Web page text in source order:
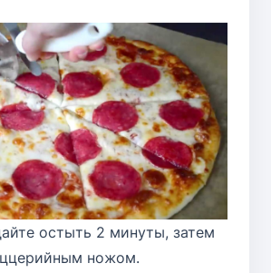
остыть 2 минуты, затем
ножом.